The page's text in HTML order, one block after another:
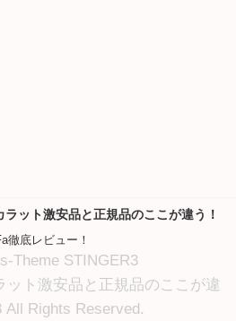
ット激安品と正規品のここが違う！
徹底レビュー！
Theme STINGER3
ト激安品と正規品のここが違
All Rights Reserved.